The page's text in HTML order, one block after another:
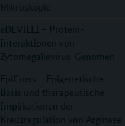
Mikroskopie
eDEVILLI – Protein-
Interaktionen von
Zytomegalievirus-Genomen
EpiCross – Epigenetische
Basis und therapeutische
Implikationen der
Kreuzregulation von Arginase